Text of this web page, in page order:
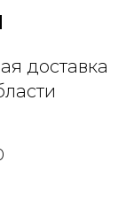
доставка